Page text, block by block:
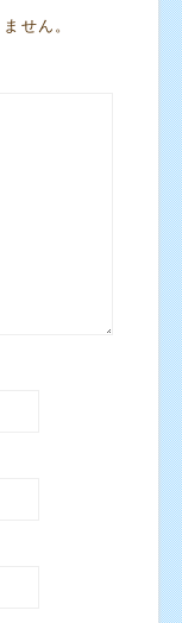
せん。